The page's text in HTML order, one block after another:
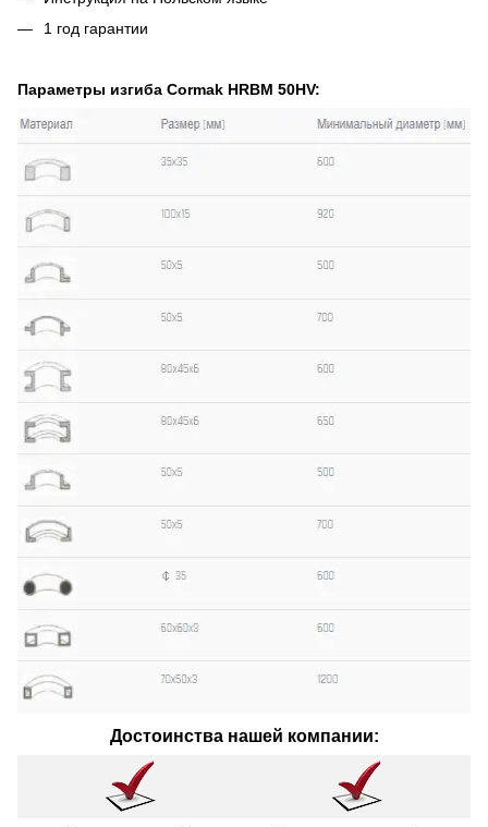
1 год гарантии
Параметры изгиба Cormak HRBM 50HV:
Достоинства нашей компании: